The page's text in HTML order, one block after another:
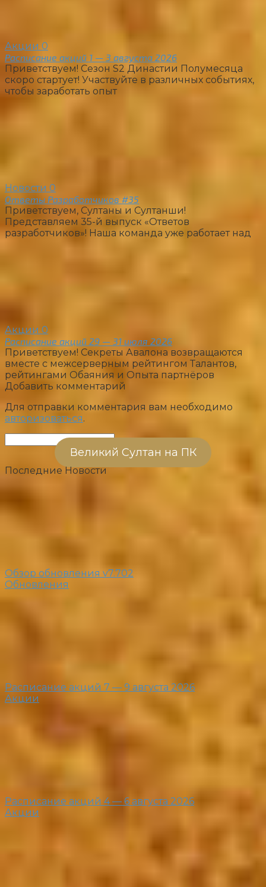
Акции 0
Расписание акций 1 — 3 августа 2026
Приветствуем! Сезон S2 Династии Полумесяца
скоро стартует! Участвуйте в различных событиях,
чтобы заработать опыт
Новости 0
Ответы Разработчиков #35
Приветствуем, Султаны и Султанши!
Представляем 35-й выпуск «Ответов
разработчиков»! Наша команда уже работает над
Акции 0
Расписание акций 29 — 31 июля 2026
Приветствуем! Секреты Авалона возвращаются
вместе с межсерверным рейтингом Талантов,
рейтингами Обаяния и Опыта партнёров
Добавить комментарий
Для отправки комментария вам необходимо
авторизоваться.
Великий Султан на ПК
Последние Новости
Обзор обновления v7.702
Обновления
Расписание акций 7 — 9 августа 2026
Акции
Расписание акций 4 — 6 августа 2026
Акции